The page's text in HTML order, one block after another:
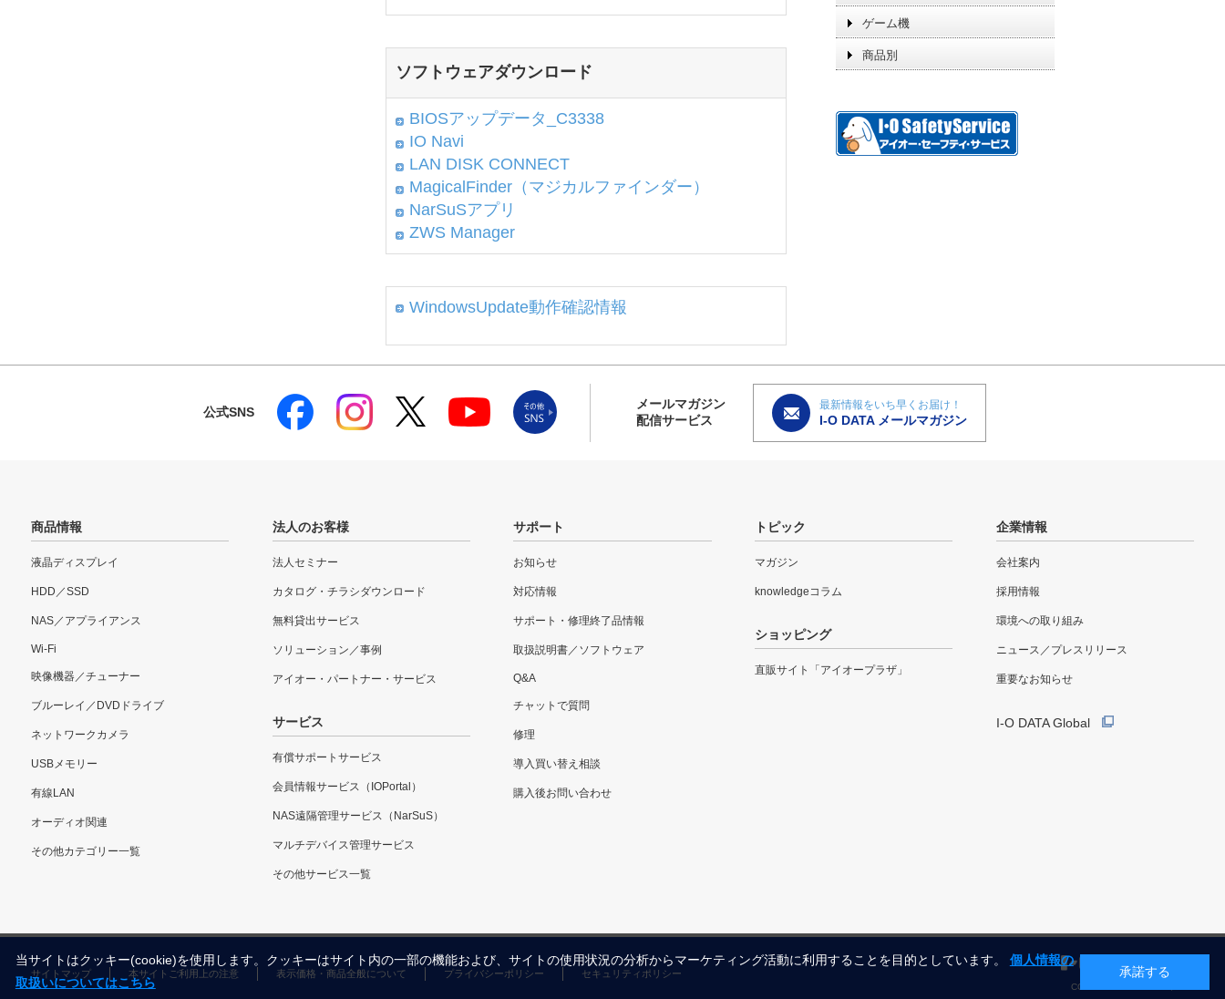
ソフトウェアダウンロード
BIOSアップデータ_C3338
IO Navi
LAN DISK CONNECT
MagicalFinder（マジカルファインダー）
NarSuSアプリ
ZWS Manager
WindowsUpdate動作確認情報
ゲーム機
商品別
公式SNS
メールマガジン
配信サービス
最新情報をいち早くお届け！
I-O DATA メールマガジン
商品情報
液晶ディスプレイ
HDD／SSD
NAS／アプライアンス
Wi-Fi
映像機器／チューナー
ブルーレイ／DVDドライブ
ネットワークカメラ
USBメモリー
有線LAN
オーディオ関連
その他カテゴリー一覧
法人のお客様
法人セミナー
カタログ・チラシダウンロード
無料貸出サービス
ソリューション／事例
アイオー・パートナー・サービス
サービス
有償サポートサービス
会員情報サービス（IOPortal）
NAS遠隔管理サービス（NarSuS）
マルチデバイス管理サービス
その他サービス一覧
サポート
お知らせ
対応情報
サポート・修理終了品情報
取扱説明書／ソフトウェア
Q&A
チャットで質問
修理
導入買い替え相談
購入後お問い合わせ
トピック
マガジン
knowledgeコラム
ショッピング
直販サイト「アイオープラザ」
企業情報
会社案内
採用情報
環境への取り組み
ニュース／プレスリリース
重要なお知らせ
I-O DATA Global
サイトマップ 本サイトご利用上の注意 表示価格・商品全般について プライバシーポリシー セキュリティポリシー
COPYRIGHT©I-O DATA, INC.
当サイトはクッキー(cookie)を使用します。クッキーはサイト内の一部の機能および、サイトの使用状況の分析からマーケティング活動に利用することを目的としています。
個人情報の
取扱いについてはこちら
承諾する